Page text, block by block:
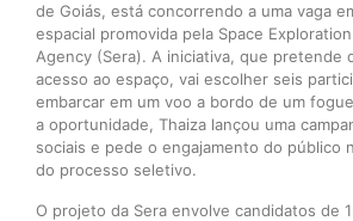
de Goiás, está concorrendo a uma vaga
espacial promovida pela Space
Agency (Sera). A iniciativa, que pretende
acesso ao espaço, vai escolher seis
embarcar em um voo a bordo de um
a oportunidade, Thaiza lançou uma
sociais e pede o engajamento do público
do processo seletivo.
O projeto da Sera envolve candidatos de